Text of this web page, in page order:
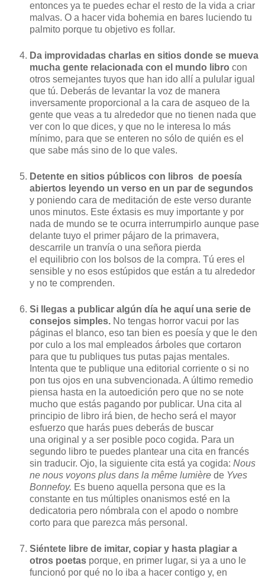
entonces ya te puedes echar el resto de la vida a criar
malvas. O a hacer vida bohemia en bares luciendo tu
palmito porque tu objetivo es follar.
Da improvidadas charlas en sitios donde se mueva
mucha gente relacionada con el mundo libro con
otros semejantes tuyos que han ido allí a pulular igual
que tú. Deberás de levantar la voz de manera
inversamente proporcional a la cara de asqueo de la
gente que veas a tu alrededor que no tienen nada que
ver con lo que dices, y que no le interesa lo más
mínimo, para que se enteren no sólo de quién es el
que sabe más sino de lo que vales.
Detente en sitios públicos con libros de poesía
abiertos leyendo un verso en un par de segundos
y poniendo cara de meditación de este verso durante
unos minutos. Este éxtasis es muy importante y por
nada de mundo se te ocurra interrumpirlo aunque pase
delante tuyo el primer pájaro de la primavera,
descarrile un tranvía o una señora pierda
el equilibrio con los bolsos de la compra. Tú eres el
sensible y no esos estúpidos que están a tu alrededor
y no te comprenden.
Si llegas a publicar algún día he aquí una serie de
consejos simples. No tengas horror vacui por las
páginas el blanco, eso tan bien es poesía y que le den
por culo a los mal empleados árboles que cortaron
para que tu publiques tus putas pajas mentales.
Intenta que te publique una editorial corriente o si no
pon tus ojos en una subvencionada. A último remedio
piensa hasta en la autoedición pero que no se note
mucho que estás pagando por publicar. Una cita al
principio de libro irá bien, de hecho será el mayor
esfuerzo que harás pues deberás de buscar
una original y a ser posible poco cogida. Para un
segundo libro te puedes plantear una cita en francés
sin traducir. Ojo, la siguiente cita está ya cogida: Nous
ne nous voyons plus dans la même lumière de Yves
Bonnefoy. Es bueno aquella persona que es la
constante en tus múltiples onanismos esté en la
dedicatoria pero nómbrala con el apodo o nombre
corto para que parezca más personal.
Siéntete libre de imitar, copiar y hasta plagiar a
otros poetas porque, en primer lugar, si ya a uno le
funcionó por qué no lo iba a hacer contigo y, en